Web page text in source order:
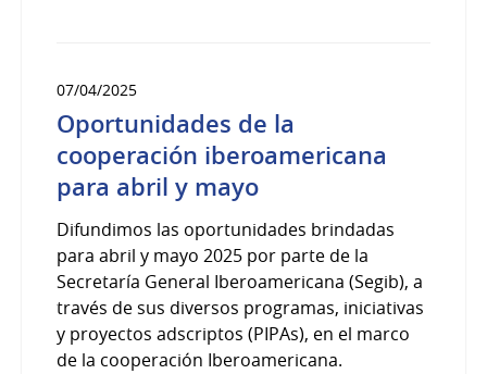
07/04/2025
Oportunidades de la
cooperación iberoamericana
para abril y mayo
Difundimos las oportunidades brindadas
para abril y mayo 2025 por parte de la
Secretaría General Iberoamericana (Segib), a
través de sus diversos programas, iniciativas
y proyectos adscriptos (PIPAs), en el marco
de la cooperación Iberoamericana.